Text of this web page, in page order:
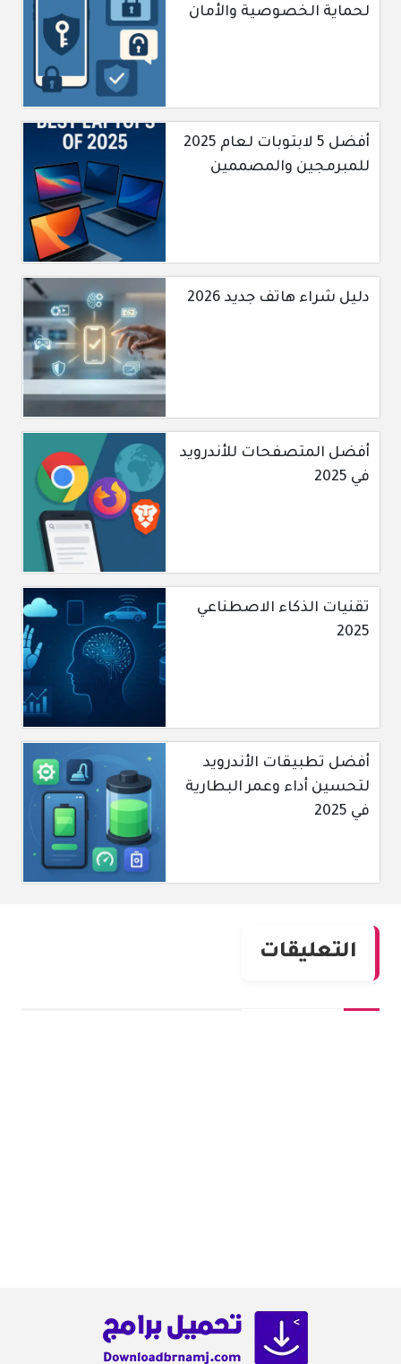
لحماية الخصوصية والأمان
أفضل 5 لابتوبات لعام 2025
للمبرمجين والمصممين
دليل شراء هاتف جديد 2026
أفضل المتصفحات للأندرويد
في 2025
تقنيات الذكاء الاصطناعي
2025
أفضل تطبيقات الأندرويد
لتحسين أداء وعمر البطارية
في 2025
التعليقات